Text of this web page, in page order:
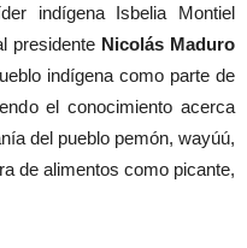
indígena Isbelia Montiel
presidente Nicolás Maduro
indígena como parte de
el conocimiento acerca
del pueblo pemón, wayúú,
de alimentos como picante,